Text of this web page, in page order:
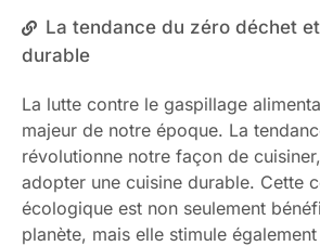
La tendance du zéro déchet
durable
La lutte contre le gaspillage
majeur de notre époque. La
révolutionne notre façon de
adopter une cuisine durable. Cette
écologique est non seulement
planète, mais elle stimule